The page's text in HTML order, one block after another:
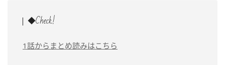
◆Check!
1話からまとめ読みはこちら